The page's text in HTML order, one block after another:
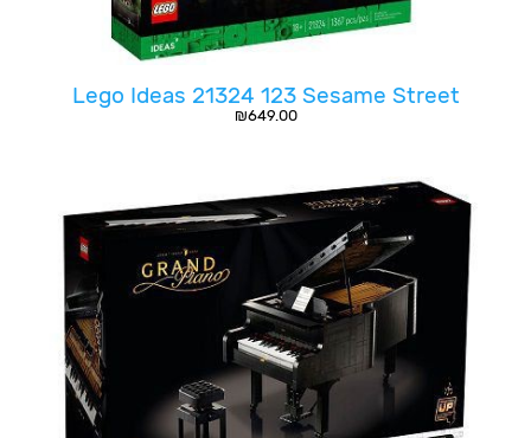
Lego Ideas 21324 123 Sesame Street
₪649.00